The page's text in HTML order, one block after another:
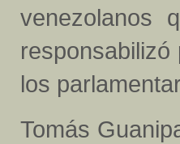
venezolanos
los
Tomás